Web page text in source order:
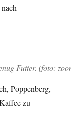
Futter. (foto:
Poppenberg,
zu